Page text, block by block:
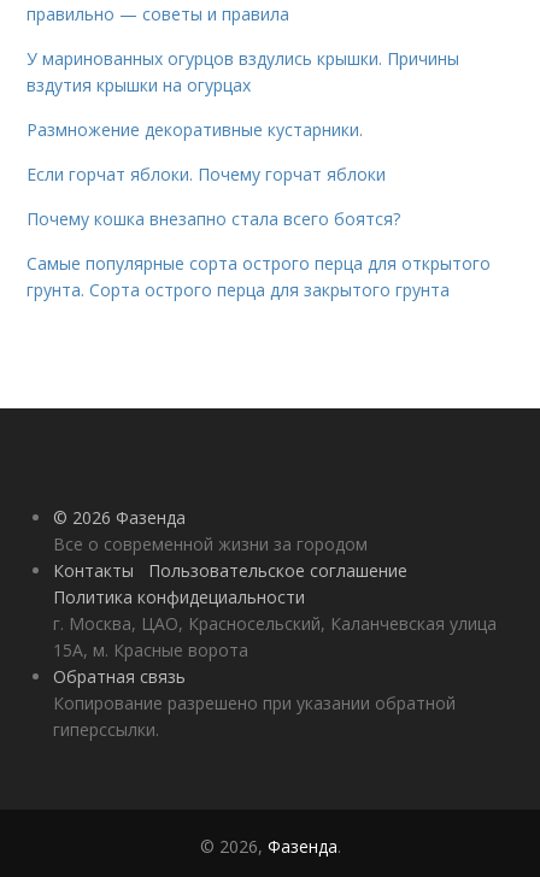
правильно — советы и правила
У маринованных огурцов вздулись крышки. Причины
вздутия крышки на огурцах
Размножение декоративные кустарники.
Если горчат яблоки. Почему горчат яблоки
Почему кошка внезапно стала всего боятся?
Самые популярные сорта острого перца для открытого
грунта. Сорта острого перца для закрытого грунта
© 2026 Фазенда
Все о современной жизни за городом
Контакты
Пользовательское соглашение
Политика конфидециальности
г. Москва, ЦАО, Красносельский, Каланчевская улица
15А, м. Красные ворота
Обратная связь
Копирование разрешено при указании обратной
гиперссылки.
© 2026, Фазенда.